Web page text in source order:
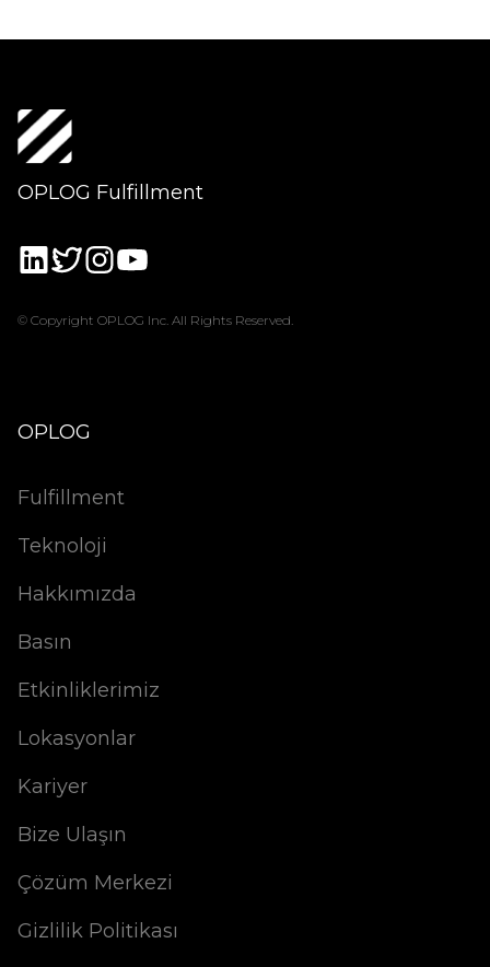
OPLOG Fulfillment
© Copyright OPLOG Inc. All Rights Reserved.
OPLOG
Fulfillment
Teknoloji
Hakkımızda
Basın
Etkinliklerimiz
Lokasyonlar
Kariyer
Bize Ulaşın
Çözüm Merkezi
Gizlilik Politikası